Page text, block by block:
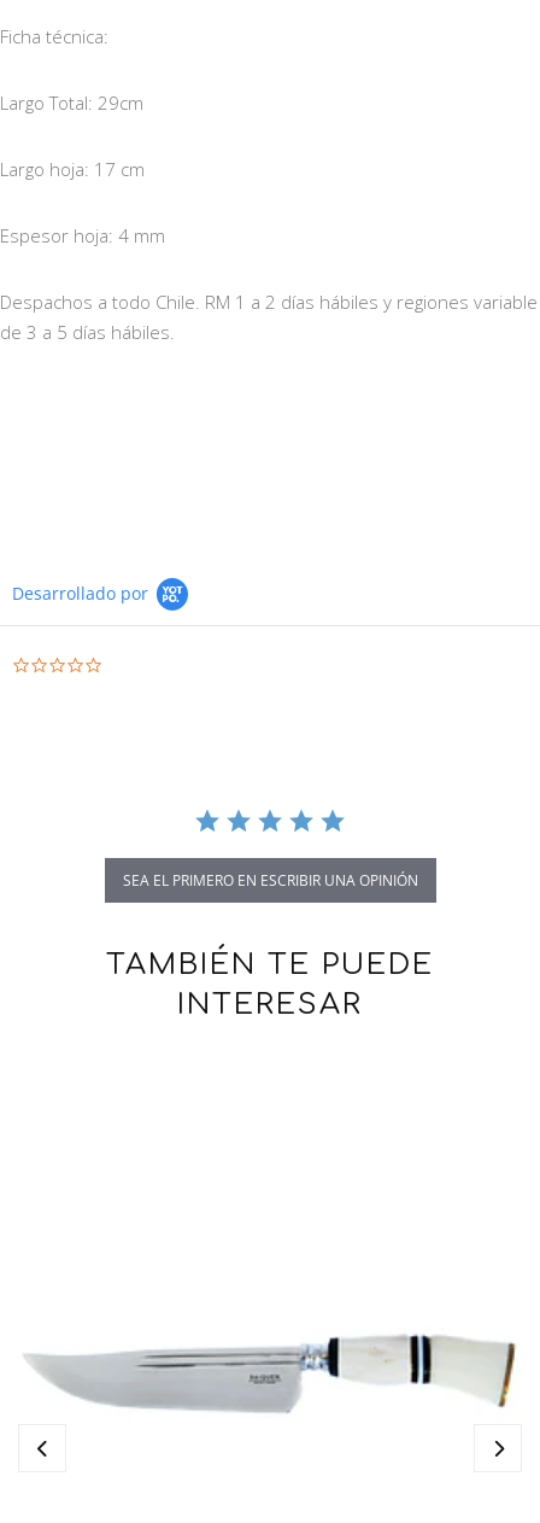
Ficha técnica:
Largo Total: 29cm
Largo hoja: 17 cm
Espesor hoja: 4 mm
Despachos a todo Chile. RM 1 a 2 días hábiles y regiones variable
de 3 a 5 días hábiles.
Desarrollado por
SEA EL PRIMERO EN ESCRIBIR UNA OPINIÓN
TAMBIÉN TE PUEDE
INTERESAR